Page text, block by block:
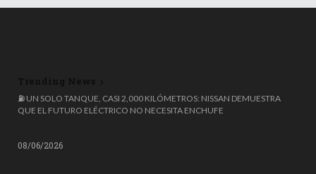
⛽ UN SOLO TANQUE, CASI 2,000 KILÓMETROS: NISSAN DEMUESTRA
QUE EL FUTURO ELÉCTRICO NO NECESITA ENCHUFE
FRANCIA PROHIBE REDES SOCIALES A MENORES DE 15 AÑOS
08/06/2026